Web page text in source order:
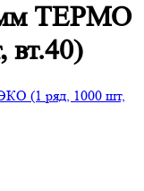
ТЕРМО